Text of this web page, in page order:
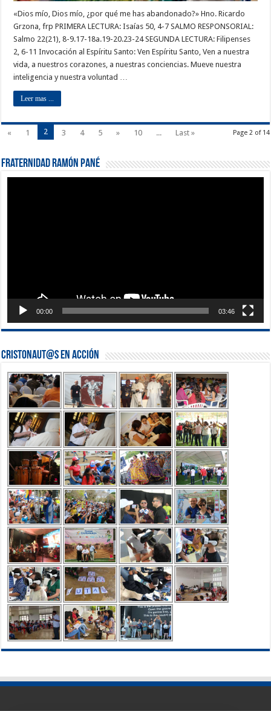
«Dios mío, Dios mío, ¿por qué me has abandonado?» Hno. Ricardo
Grzona, frp PRIMERA LECTURA: Isaías 50, 4-7 SALMO RESPONSORIAL:
Salmo 22(21), 8-9.17-18a.19-20.23-24 SEGUNDA LECTURA: Filipenses
2, 6-11 Invocación al Espíritu Santo: Ven Espíritu Santo, Ven a nuestra
vida, a nuestros corazones, a nuestras conciencias. Mueve nuestra
inteligencia y nuestra voluntad …
Leer mas ...
Page 2 of 14
« 1 2 3 4 5 » 10 ... Last »
Fraternidad Ramón Pané
00:00 03:46
Cristonaut@s en Acción